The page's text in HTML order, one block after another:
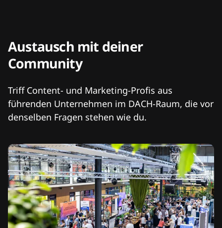
Austausch mit deiner
Community
Triff Content- und Marketing-Profis aus
führenden Unternehmen im DACH-Raum, die vor
denselben Fragen stehen wie du.